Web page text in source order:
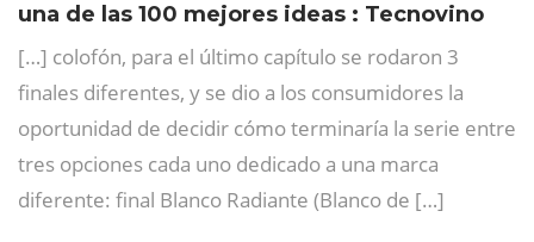
una de las 100 mejores ideas : Tecnovino
[…] colofón, para el último capítulo se rodaron 3
finales diferentes, y se dio a los consumidores la
oportunidad de decidir cómo terminaría la serie entre
tres opciones cada uno dedicado a una marca
diferente: final Blanco Radiante (Blanco de […]